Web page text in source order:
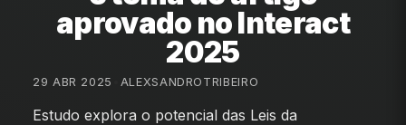
aprovado no Interact
2025
29 ABR 2025 ALEXSANDROTRIBEIRO
Estudo explora o potencial das Leis da